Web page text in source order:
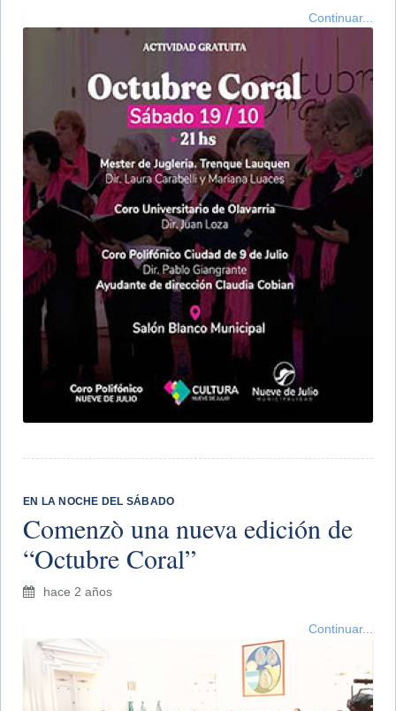
Continuar...
EN LA NOCHE DEL SÁBADO
Comenzò una nueva edición de
“Octubre Coral”
hace 2 años
Continuar...